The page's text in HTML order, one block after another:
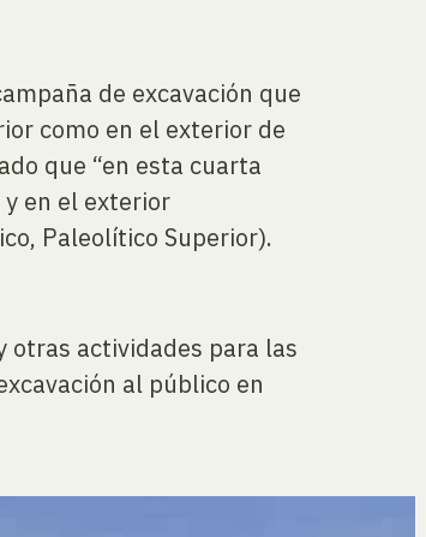
de excavación que
como en el exterior de
que “en esta cuarta
en el exterior
Paleolítico Superior).
otras actividades para las
al público en